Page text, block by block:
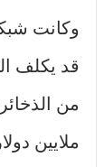
قد يكلف
ملايين